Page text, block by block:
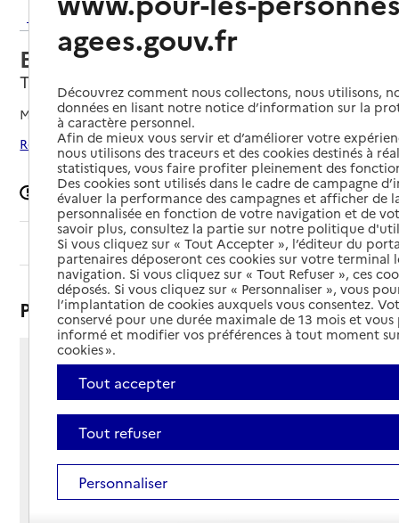
Retour aux résultats de l'annuaire
EHPAD Le Repos
Toulouse, HAUTE-GARONNE
Mis à jour le05/02/2026
Rechercher les établissements autour de Toulouse
Signaler une erreur
Sommaire
Présentation
20 rue des Bûchers
31000 - Toulouse
Voir itinéraire
Téléphone :
05 34 31 88 31
Contact
Site Internet
Site internet
agees.gouv.fr
Découvrez comment nous collectons, nous utilisons,
données en lisant notre notice d’information sur la
à caractère personnel.
Afin de mieux vous servir et d’améliorer votre
nous utilisons des traceurs et des cookies destinés à
statistiques, vous faire profiter pleinement des
Des cookies sont utilisés dans le cadre de campagne
évaluer la performance des campagnes et afficher de
personnalisée en fonction de votre navigation et de
savoir plus, consultez la partie sur notre politique
Si vous cliquez sur « Tout Accepter », l’éditeur du
partenaires déposeront ces cookies sur votre terminal
navigation. Si vous cliquez sur « Tout Refuser », ces
déposés. Si vous cliquez sur « Personnaliser », vous
l’implantation de cookies auxquels vous consentez.
conservé pour une durée maximale de 13 mois et
informé et modifier vos préférences à tout moment
cookies ».
Tout accepter
Tout refuser
Personnaliser